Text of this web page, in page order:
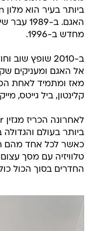
מחדש ב-1996.
אל האגם ומעניקים
מאז ומתמיד לאחת
קלינטון, ביל גייטס,
כאשר לכל אחד מהם
החדרים בסוך הכול